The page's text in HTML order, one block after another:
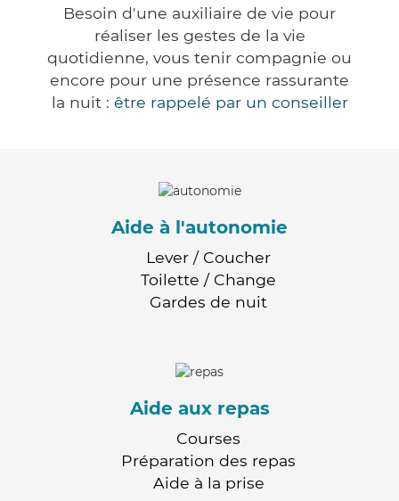
Besoin d'une auxiliaire de vie pour
réaliser les gestes de la vie
quotidienne, vous tenir compagnie ou
encore pour une présence rassurante
la nuit : être rappelé par un conseiller
Aide à l'autonomie
Lever / Coucher
Toilette / Change
Gardes de nuit
Aide aux repas
Courses
Préparation des repas
Aide à la prise